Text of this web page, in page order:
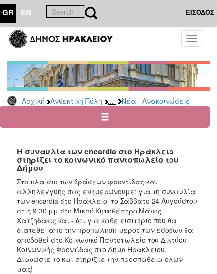
GR EN ΕΙΣΟΔΟΣ
Toggle
Αρχική Ανθεκτική Πόλη ... Νέα - Ανακοινώσεις
ΑΝΘΕΚΤΙΚΗ
ΠΟΛΗ
Κοινωνική
Πολιτική
Νέα
Ανακοινώσεις
για
Οικονομική
Αδυναμία
&
Φυσικές
Καταστροφές
Κέντρα
Κοινοτικής
Φροντίδας
(Κ.Α.Π.Η.)
Κέντρα
Δημιουργικής
Η συναυλία των encardia στο Ηράκλειο
στηρίζει το κοινωνικό παντοπωλείο του
Δήμου
Στο πλαίσιο των δράσεων φροντίδας και
αλληλεγγύης σας ενημερώνουμε: για τη συναυλία
των encardia στο Ηράκλειο, το Σάββατο 24 Αυγούστου
στις 9:30 μμ στο Μικρό Κηποθέατρο Μάνος
Χατζηδάκις και - ότι για κάθε εισιτήριο που θα
διατεθεί από την προπώληση μέρος των εσόδων θα
αποδοθεί στο Κοινωνικό Παντοπωλείο του Δικτύου
Κοινωνικής Φροντίδας στο Δήμο Ηρακλείου.
Διαδώστε το και στηρίξτε την προσπάθεια όλων
μας!